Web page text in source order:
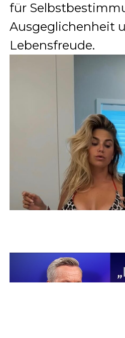
für
Ausgeglichenheit
Lebensfreude.